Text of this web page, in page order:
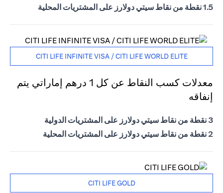
1.5 نقطة من نقاط سيتي دولارز على المشتريات المحلية
CITI LIFE INFINITE VISA / CITI LIFE WORLD ELITE
معدلات كسب النقاط عن كل 1 درهم إماراتي يتم
إنفاقه
3 نقطة من نقاط سيتي دولارز على المشتريات الدولية
2 نقطة من نقاط سيتي دولارز على المشتريات المحلية
CITI LIFE GOLD